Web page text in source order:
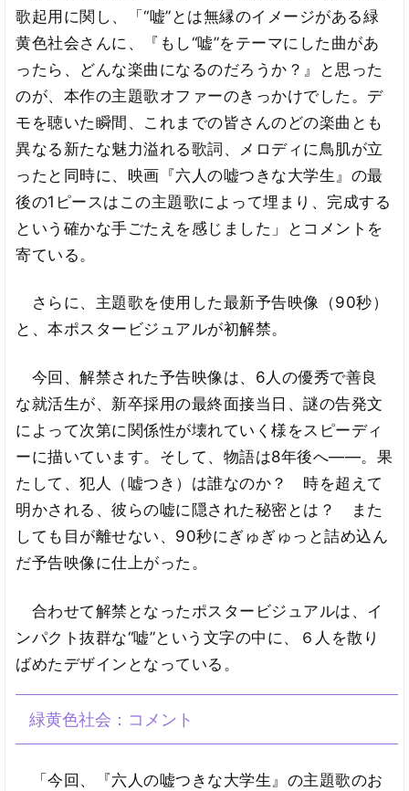
歌起用に関し、「“嘘”とは無縁のイメージがある緑
黄色社会さんに、『もし“嘘”をテーマにした曲があ
ったら、どんな楽曲になるのだろうか？』と思った
のが、本作の主題歌オファーのきっかけでした。デ
モを聴いた瞬間、これまでの皆さんのどの楽曲とも
異なる新たな魅力溢れる歌詞、メロディに鳥肌が立
ったと同時に、映画『六人の嘘つきな大学生』の最
後の1ピースはこの主題歌によって埋まり、完成する
という確かな手ごたえを感じました」とコメントを
寄ている。
さらに、主題歌を使用した最新予告映像（90秒）
と、本ポスタービジュアルが初解禁。
今回、解禁された予告映像は、6人の優秀で善良
な就活生が、新卒採用の最終面接当日、謎の告発文
によって次第に関係性が壊れていく様をスピーディ
ーに描いています。そして、物語は8年後へ――。果
たして、犯人（嘘つき）は誰なのか？ 時を超えて
明かされる、彼らの嘘に隠された秘密とは？ また
しても目が離せない、90秒にぎゅぎゅっと詰め込ん
だ予告映像に仕上がった。
合わせて解禁となったポスタービジュアルは、イ
ンパクト抜群な“嘘”という文字の中に、６人を散り
ばめたデザインとなっている。
緑黄色社会：コメント
「今回、『六人の嘘つきな大学生』の主題歌のお